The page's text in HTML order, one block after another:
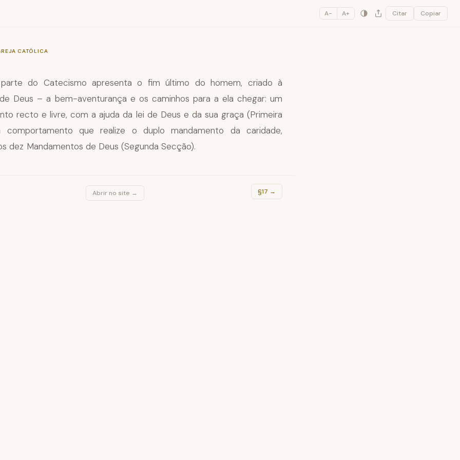
A− A+ Citar Copiar
CATÓLICA
do Catecismo apresenta o fim último do homem, criado à
Deus – a bem-aventurança e os caminhos para a ela chegar: um
recto e livre, com a ajuda da lei de Deus e da sua graça (Primeira
comportamento que realize o duplo mandamento da caridade,
dez Mandamentos de Deus (Segunda Secção).
Abrir no site → §17 →